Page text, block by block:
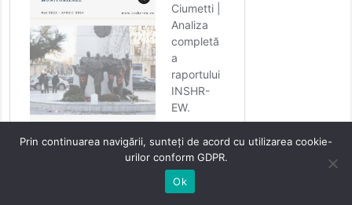
Prin continuarea navigării, sunteți de acord cu utilizarea cookie-
urilor conform GDPR.
Ok